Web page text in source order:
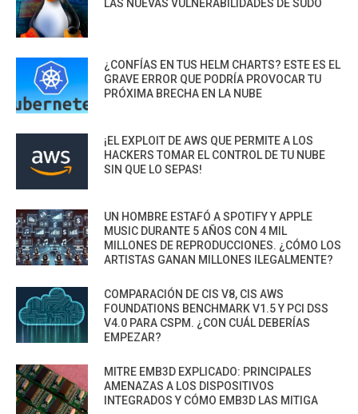
LAS NUEVAS VULNERABILIDADES DE SUDO
¿CONFÍAS EN TUS HELM CHARTS? ESTE ES EL
GRAVE ERROR QUE PODRÍA PROVOCAR TU
PRÓXIMA BRECHA EN LA NUBE
¡EL EXPLOIT DE AWS QUE PERMITE A LOS
HACKERS TOMAR EL CONTROL DE TU NUBE
SIN QUE LO SEPAS!
UN HOMBRE ESTAFÓ A SPOTIFY Y APPLE
MUSIC DURANTE 5 AÑOS CON 4 MIL
MILLONES DE REPRODUCCIONES. ¿CÓMO LOS
ARTISTAS GANAN MILLONES ILEGALMENTE?
COMPARACIÓN DE CIS V8, CIS AWS
FOUNDATIONS BENCHMARK V1.5 Y PCI DSS
V4.0 PARA CSPM. ¿CON CUÁL DEBERÍAS
EMPEZAR?
MITRE EMB3D EXPLICADO: PRINCIPALES
AMENAZAS A LOS DISPOSITIVOS
INTEGRADOS Y CÓMO EMB3D LAS MITIGA